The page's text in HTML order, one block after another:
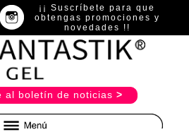
¡¡ Suscríbete para que
obtengas promociones y
novedades !!
al boletín de noticias >